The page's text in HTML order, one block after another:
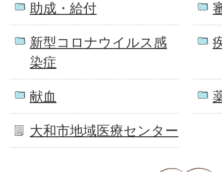
助成・給付
新型コロナウイルス感
染症
献血
大和市地域医療センター